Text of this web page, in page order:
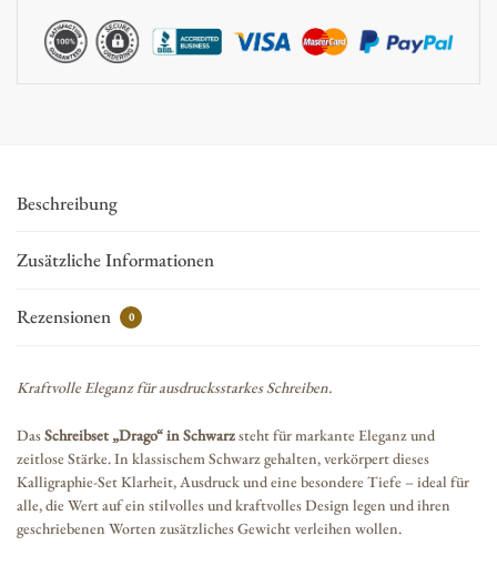
Beschreibung
Zusätzliche Informationen
Rezensionen 0
Kraftvolle Eleganz für ausdrucksstarkes Schreiben.
DasSchreibset „Drago“ in Schwarzsteht für markante Eleganz und
zeitlose Stärke. In klassischem Schwarz gehalten, verkörpert dieses
Kalligraphie-Set Klarheit, Ausdruck und eine besondere Tiefe – ideal für
alle, die Wert auf ein stilvolles und kraftvolles Design legen und ihren
geschriebenen Worten zusätzliches Gewicht verleihen wollen.